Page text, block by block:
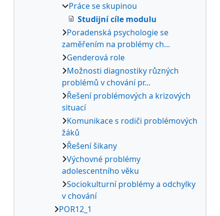
Práce se skupinou
Studijní cíle modulu
Poradenská psychologie se
zaměřením na problémy ch...
Genderová role
Možnosti diagnostiky různých
problémů v chování pr...
Řešení problémových a krizových
situací
Komunikace s rodiči problémových
žáků
Řešení šikany
Výchovné problémy
adolescentního věku
Sociokulturní problémy a odchylky
v chování
POR12_1